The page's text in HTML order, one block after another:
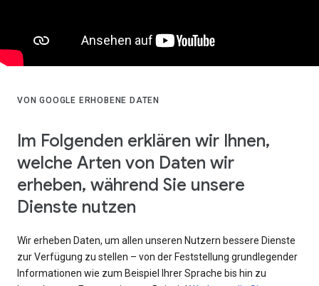
VON GOOGLE ERHOBENE DATEN
Im Folgenden erklären wir Ihnen,
welche Arten von Daten wir
erheben, während Sie unsere
Dienste nutzen
Wir erheben Daten, um allen unseren Nutzern bessere Dienste
zur Verfügung zu stellen – von der Feststellung grundlegender
Informationen wie zum Beispiel Ihrer Sprache bis hin zu